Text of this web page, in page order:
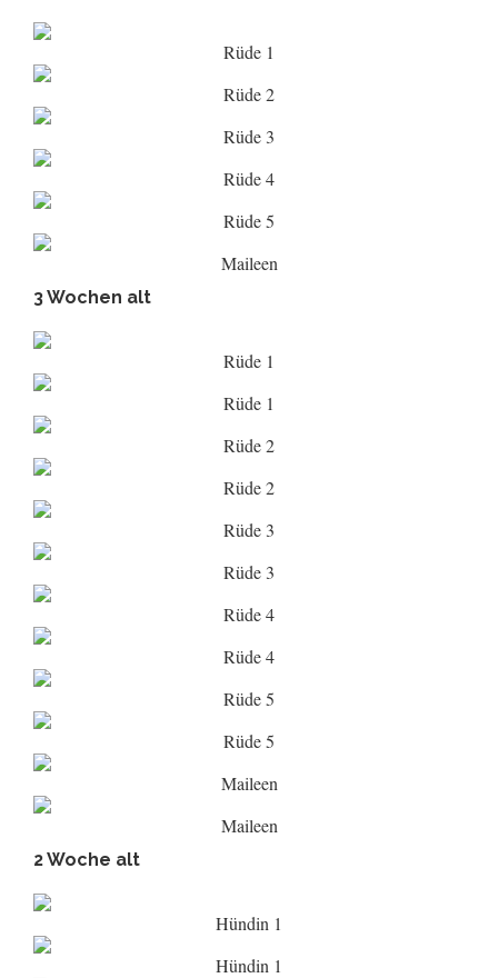
Rüde 1
Rüde 2
Rüde 3
Rüde 4
Rüde 5
Maileen
3 Wochen alt
Rüde 1
Rüde 1
Rüde 2
Rüde 2
Rüde 3
Rüde 3
Rüde 4
Rüde 4
Rüde 5
Rüde 5
Maileen
Maileen
2 Woche alt
Hündin 1
Hündin 1